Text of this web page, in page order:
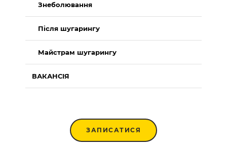
Знеболювання
Після шугарингу
Майстрам шугарингу
ВАКАНСІЯ
ЗАПИСАТИСЯ